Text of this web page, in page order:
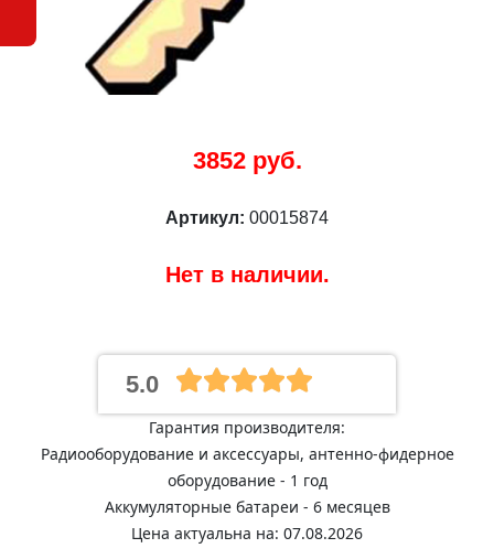
3852 руб.
Артикул: 00015874
Нет в наличии.
5.0
Гарантия производителя:
Радиооборудование и аксессуары, антенно-фидерное
оборудование - 1 год
Аккумуляторные батареи - 6 месяцев
Цена актуальна на: 07.08.2026